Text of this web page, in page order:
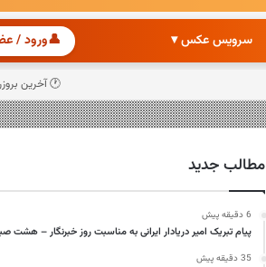
سرویس عکس ▾ 👤ورود /
🕐 آخرین
مطالب جدید
6 دقیقه پیش
پیام تبریک امیر دریادار ایرانی به مناسبت روز خبرنگار – هشت
35 دقیقه پیش